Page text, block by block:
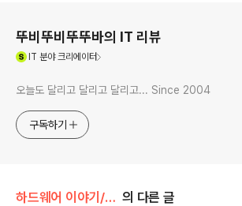
뚜비뚜비뚜뚜바의 IT 리뷰
IT 분야 크리에이터
오늘도 달리고 달리고 달리고... Since 2004
구독하기
하드웨어 이야기/스마트기기 | 충전기 | 케이블 의 다른 글